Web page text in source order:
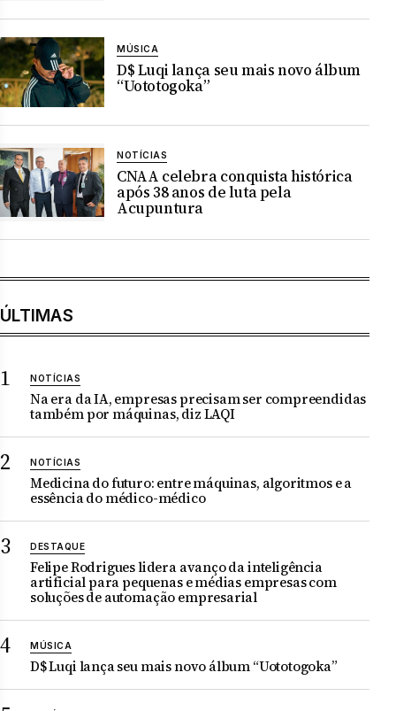
MÚSICA
D$ Luqi lança seu mais novo álbum
“Uototogoka”
NOTÍCIAS
CNAA celebra conquista histórica
após 38 anos de luta pela
Acupuntura
ÚLTIMAS
NOTÍCIAS
Na era da IA, empresas precisam ser compreendidas
também por máquinas, diz LAQI
NOTÍCIAS
Medicina do futuro: entre máquinas, algoritmos e a
essência do médico-médico
DESTAQUE
Felipe Rodrigues lidera avanço da inteligência
artificial para pequenas e médias empresas com
soluções de automação empresarial
MÚSICA
D$ Luqi lança seu mais novo álbum “Uototogoka”